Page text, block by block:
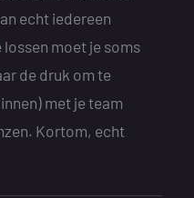
echt iedereen
lossen moet je soms
de druk om te
met je team
Kortom, echt